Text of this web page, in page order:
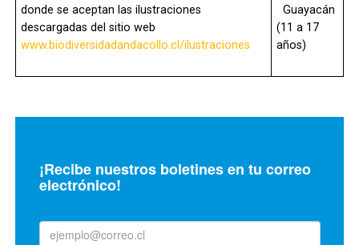
donde se aceptan las ilustraciones
descargadas del sitio web
www.biodiversidadandacollo.cl/ilustraciones
Guayacán
(11 a 17
años)